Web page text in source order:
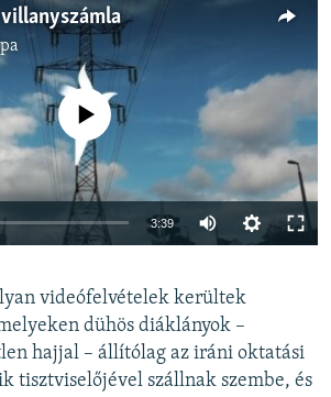
240p 360p 480p
720p 1080p
nincs elérhető tartalom
3:39
360p
480p
videófelvételek kerültek
dühös diáklányok –
hajjal – állítólag az iráni oktatási
tisztviselőjével szállnak szembe, és